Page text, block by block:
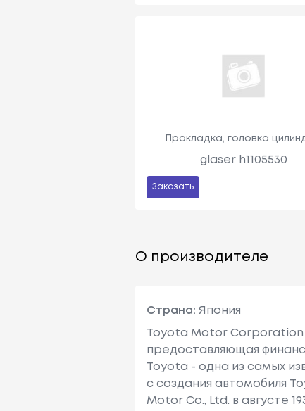
Прокладка, головка
glaser h1105530
Заказать
О производителе
Страна: Япония
Toyota Motor Corporation
предоставляющая
Toyota - одна из самых
с создания автомобиля
Motor Co., Ltd. в августе